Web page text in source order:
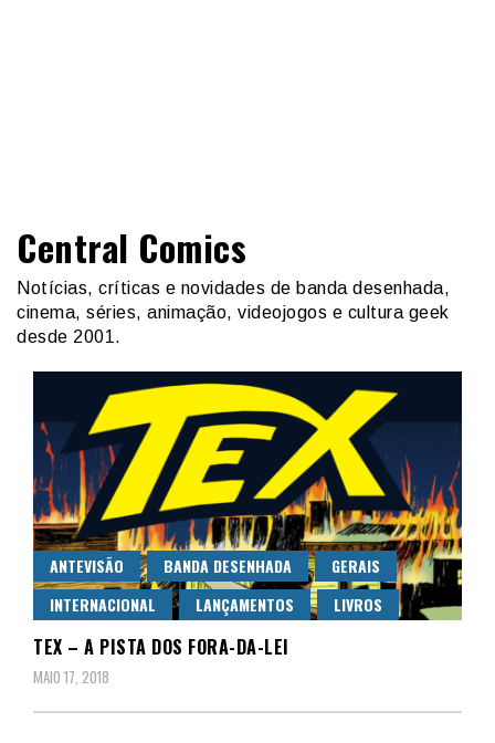
Central Comics
Notícias, críticas e novidades de banda desenhada,
cinema, séries, animação, videojogos e cultura geek
desde 2001.
ANTEVISÃO BANDA DESENHADA
GERAIS
INTERNACIONAL
LANÇAMENTOS LIVROS
TEX – A PISTA DOS FORA-DA-LEI
MAIO 17, 2018